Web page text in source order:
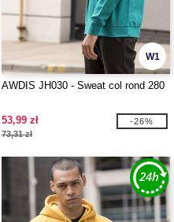
W1
AWDIS JH030 - Sweat col rond 280
53,99 zł
73,31 zł
-26%